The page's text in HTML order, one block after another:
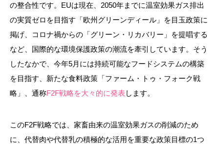
の整合性です。EUは現在、2050年までに温室効果ガス排出
の実質ゼロを目指す「欧州グリーンディール」を目玉政策に
掲げ、コロナ禍からの「グリーン・リカバリー」を提唱する
など、国際的な環境保護政策の潮流を牽引しています。そう
したなかで、今年5月には持続可能なフードシステムの構築
を目指す、新たな食料政策「ファーム・トゥ・フォーク戦
略」、通称F2F戦略を大々的に発表します。
このF2F戦略では、家畜由来の温室効果ガスの削減のため
に、代替肉や代替乳の積極的な活用を重要な政策目標の1つ